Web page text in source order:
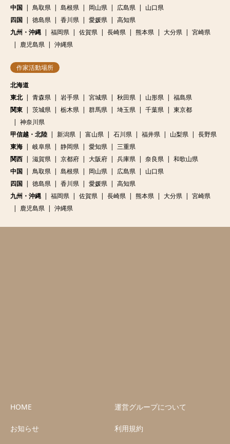
中国
鳥取県 島根県 岡山県 広島県
山口県
四国
徳島県 香川県 愛媛県
高知県
九州・沖縄
福岡県 佐賀県 長崎県 熊本県 大分県
宮崎県
鹿児島県
沖縄県
作家活動場所
北海道
東北
青森県 岩手県 宮城県 秋田県 山形県
福島県
関東
茨城県 栃木県 群馬県 埼玉県 千葉県
東京都
神奈川県
甲信越・北陸
新潟県 富山県 石川県 福井県 山梨県
長野県
東海
岐阜県 静岡県 愛知県
三重県
関西
滋賀県 京都府 大阪府 兵庫県 奈良県
和歌山県
中国
鳥取県 島根県 岡山県 広島県
山口県
四国
徳島県 香川県 愛媛県
高知県
九州・沖縄
福岡県 佐賀県 長崎県 熊本県 大分県
宮崎県
鹿児島県
沖縄県
HOME
お知らせ
運営グループについて
利用規約